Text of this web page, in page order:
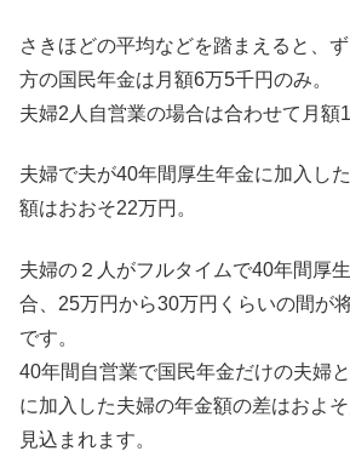
さきほどの平均などを踏まえると、
方の国民年金は月額6万5千円のみ。
夫婦2人自営業の場合は合わせて月額
夫婦で夫が40年間厚生年金に加入し
額はおおそ22万円。
夫婦の２人がフルタイムで40年間厚
合、25万円から30万円くらいの間が
です。
40年間自営業で国民年金だけの夫婦
に加入した夫婦の年金額の差はおよ
見込まれます。